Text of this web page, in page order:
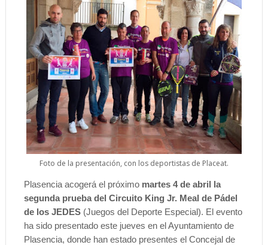
Foto de la presentación, con los deportistas de Placeat.
Plasencia acogerá el próximo martes 4 de abril la
segunda prueba del Circuito King Jr. Meal de Pádel
de los JEDES(Juegos del Deporte Especial). El evento
ha sido presentado este jueves en el Ayuntamiento de
Plasencia, donde han estado presentes el Concejal de